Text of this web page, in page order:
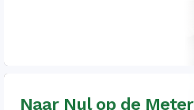
Naar Nul op de Meter